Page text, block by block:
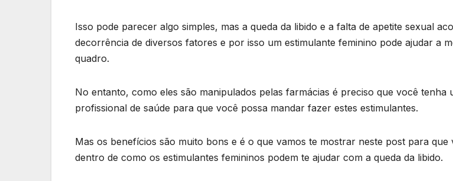
Isso pode parecer algo simples, mas a queda da libido e a falta de apetite sexual
decorrência de diversos fatores e por isso um estimulante feminino pode ajudar a
quadro.
No entanto, como eles são manipulados pelas farmácias é preciso que você tenha
profissional de saúde para que você possa mandar fazer estes estimulantes.
Mas os benefícios são muito bons e é o que vamos te mostrar neste post para
dentro de como os estimulantes femininos podem te ajudar com a queda da libido.